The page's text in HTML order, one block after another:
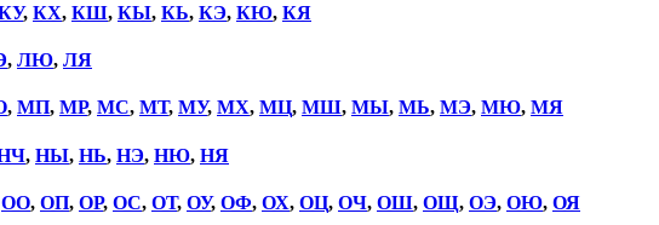
, КХ, КШ, КЫ, КЬ, КЭ, КЮ, КЯ
, ЛЮ, ЛЯ
, МП, МР, МС, МТ, МУ, МХ, МЦ, МШ, МЫ, МЬ, МЭ, МЮ, МЯ
, НЫ, НЬ, НЭ, НЮ, НЯ
ОО, ОП, ОР, ОС, ОТ, ОУ, ОФ, ОХ, ОЦ, ОЧ, ОШ, ОЩ, ОЭ, ОЮ, ОЯ